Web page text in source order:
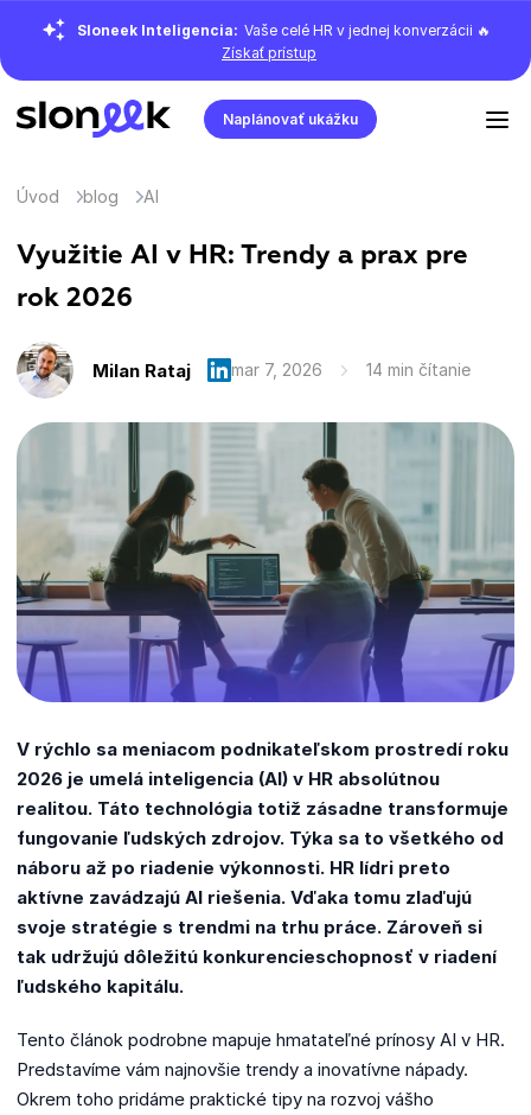
Sloneek Inteligencia: Vaše celé HR v jednej konverzácii 🔥
Získať prístup
Naplánovať ukážku
Úvod blog AI
Využitie AI v HR: Trendy a prax pre
rok 2026
Milan Rataj mar 7, 2026 14 min čítanie
V rýchlo sa meniacom podnikateľskom prostredí roku
2026 je umelá inteligencia (AI) v HR absolútnou
realitou. Táto technológia totiž zásadne transformuje
fungovanie ľudských zdrojov. Týka sa to všetkého od
náboru až po riadenie výkonnosti. HR lídri preto
aktívne zavádzajú AI riešenia. Vďaka tomu zlaďujú
svoje stratégie s trendmi na trhu práce. Zároveň si
tak udržujú dôležitú konkurencieschopnosť v riadení
ľudského kapitálu.
Tento článok podrobne mapuje hmatateľné prínosy AI v HR.
Predstavíme vám najnovšie trendy a inovatívne nápady.
Okrem toho pridáme praktické tipy na rozvoj vášho